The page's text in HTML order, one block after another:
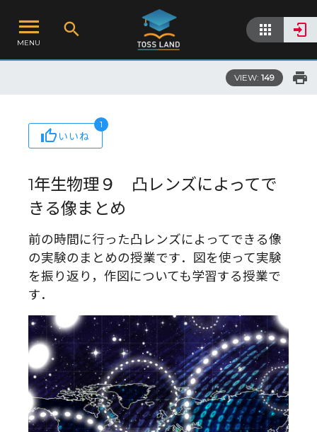
MENU
VIEW: 149
いいね
1
1年生物理９ 凸レンズによってで
きる像まとめ
前の時間に行った凸レンズによってできる像
の実験のまとめの授業です．図を使って実験
を振り返り，作図についても学習する授業で
す．